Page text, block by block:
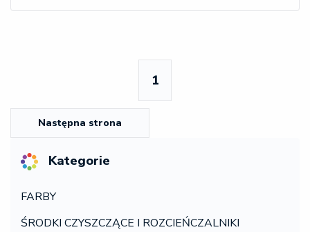
Kategorie
FARBY
ŚRODKI CZYSZCZĄCE I ROZCIEŃCZALNIKI
1
Następna strona